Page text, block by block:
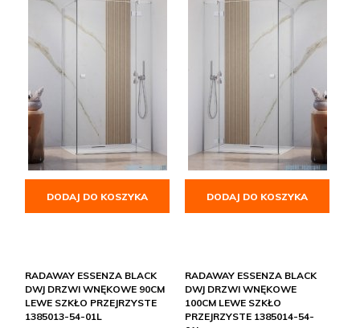
DODAJ DO KOSZYKA DODAJ DO KOSZYKA
RADAWAY ESSENZA BLACK
DWJ DRZWI WNĘKOWE 90CM
LEWE SZKŁO PRZEJRZYSTE
1385013-54-01L
RADAWAY ESSENZA BLACK
DWJ DRZWI WNĘKOWE
100CM LEWE SZKŁO
PRZEJRZYSTE 1385014-54-